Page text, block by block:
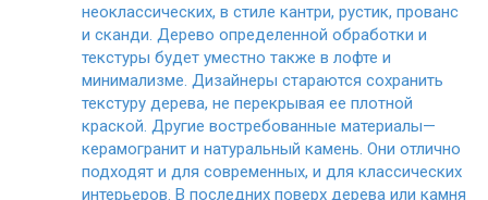
неоклассических, в стиле кантри, рустик, прованс
и сканди. Дерево определенной обработки и
текстуры будет уместно также в лофте и
минимализме. Дизайнеры стараются сохранить
текстуру дерева, не перекрывая ее плотной
краской. Другие востребованные материалы—
керамогранит и натуральный камень. Они отлично
подходят и для современных, и для классических
интерьеров. В последних поверх дерева или камня